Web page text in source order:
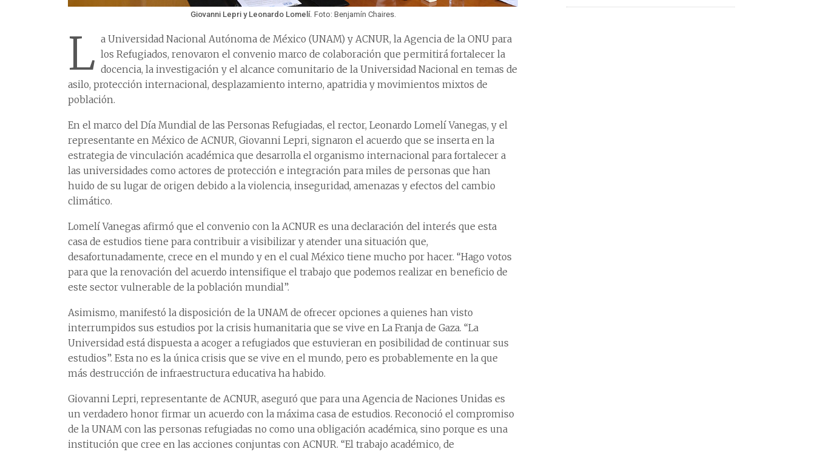
Giovanni Lepri y Leonardo Lomelí. Foto: Benjamín Chaires.
L a Universidad Nacional Autónoma de México (UNAM) y ACNUR, la Agencia de la ONU para
los Refugiados, renovaron el convenio marco de colaboración que permitirá fortalecer la
docencia, la investigación y el alcance comunitario de la Universidad Nacional en temas de
asilo, protección internacional, desplazamiento interno, apatridia y movimientos mixtos de
población.
En el marco del Día Mundial de las Personas Refugiadas, el rector, Leonardo Lomelí Vanegas, y el
representante en México de ACNUR, Giovanni Lepri, signaron el acuerdo que se inserta en la
estrategia de vinculación académica que desarrolla el organismo internacional para fortalecer a
las universidades como actores de protección e integración para miles de personas que han
huido de su lugar de origen debido a la violencia, inseguridad, amenazas y efectos del cambio
climático.
Lomelí Vanegas afirmó que el convenio con la ACNUR es una declaración del interés que esta
casa de estudios tiene para contribuir a visibilizar y atender una situación que,
desafortunadamente, crece en el mundo y en el cual México tiene mucho por hacer. “Hago votos
para que la renovación del acuerdo intensifique el trabajo que podemos realizar en beneficio de
este sector vulnerable de la población mundial”.
Asimismo, manifestó la disposición de la UNAM de ofrecer opciones a quienes han visto
interrumpidos sus estudios por la crisis humanitaria que se vive en La Franja de Gaza. “La
Universidad está dispuesta a acoger a refugiados que estuvieran en posibilidad de continuar sus
estudios”. Esta no es la única crisis que se vive en el mundo, pero es probablemente en la que
más destrucción de infraestructura educativa ha habido.
Giovanni Lepri, representante de ACNUR, aseguró que para una Agencia de Naciones Unidas es
un verdadero honor firmar un acuerdo con la máxima casa de estudios. Reconoció el compromiso
de la UNAM con las personas refugiadas no como una obligación académica, sino porque es una
institución que cree en las acciones conjuntas con ACNUR. “El trabajo académico, de